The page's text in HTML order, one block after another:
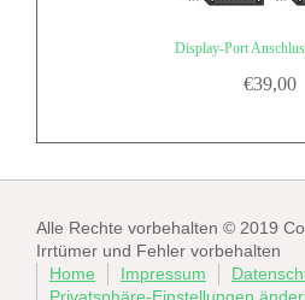
Display-Port
€39,00
Alle Rechte vorbehalten © 2019
Irrtümer und Fehler vorbehalten
Home
Impressum